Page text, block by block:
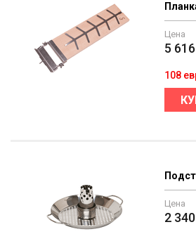
Цена
5 616
108
Цена
2 340